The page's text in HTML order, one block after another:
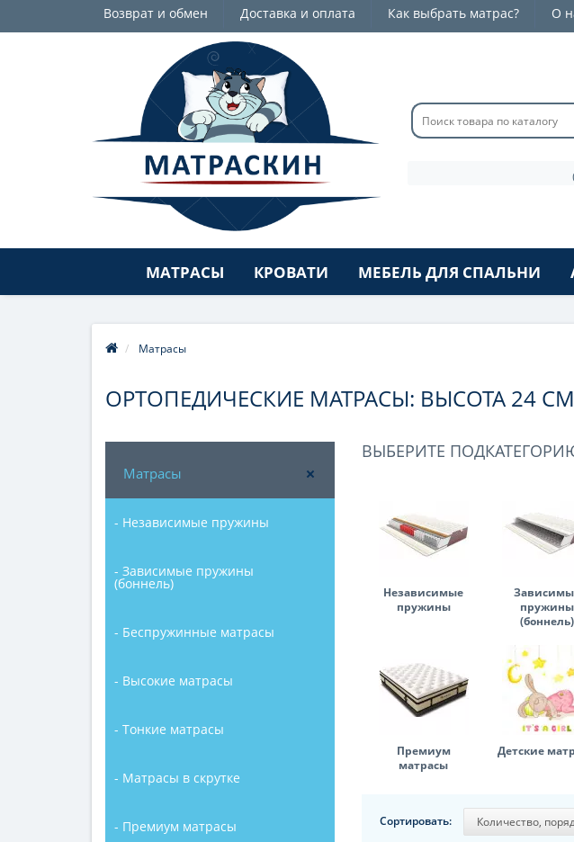
Возврат и обмен Доставка и оплата Как выбрать матрас? О
МАТРАСЫ КРОВАТИ МЕБЕЛЬ ДЛЯ СПАЛЬНИ
Матрасы
ОРТОПЕДИЧЕСКИЕ МАТРАСЫ: ВЫСОТА 24
Матрасы
- Независимые пружины
- Зависимые пружины
(боннель)
- Беспружинные матрасы
- Высокие матрасы
- Тонкие матрасы
- Матрасы в скрутке
- Премиум матрасы
ВЫБЕРИТЕ
Независимые
пружины
пружины
(боннель)
Премиум
матрасы
Детские
Сортировать: